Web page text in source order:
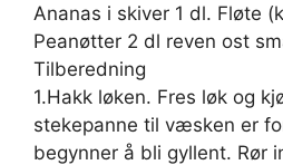
Ananas i skiver 1 dl. Fløte
Peanøtter 2 dl reven ost
Tilberedning
1.Hakk løken. Fres løk og
stekepanne til væsken er
begynner å bli gyllent. Rør